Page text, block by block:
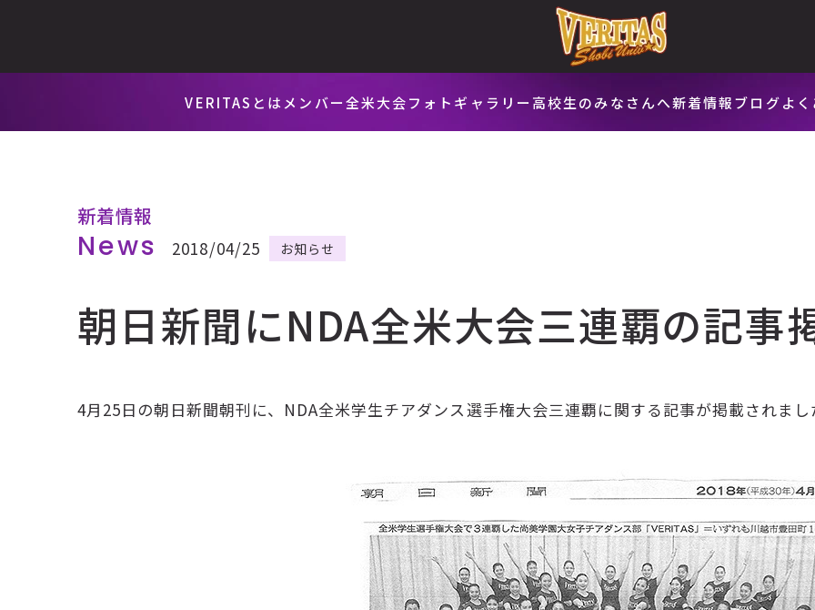
VERITASとはメンバー全米大会フォトギャラリー 高校生のみなさんへ新着情報ブログよ
新着情報
News 2018/04/25 お知らせ
朝日新聞にNDA全米大会三連覇の記事
4月25日の朝日新聞朝刊に、NDA全米学生チアダンス選手権大会三連覇に関する記事が掲載されまし